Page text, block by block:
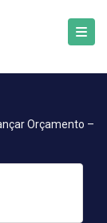
Orçamento –